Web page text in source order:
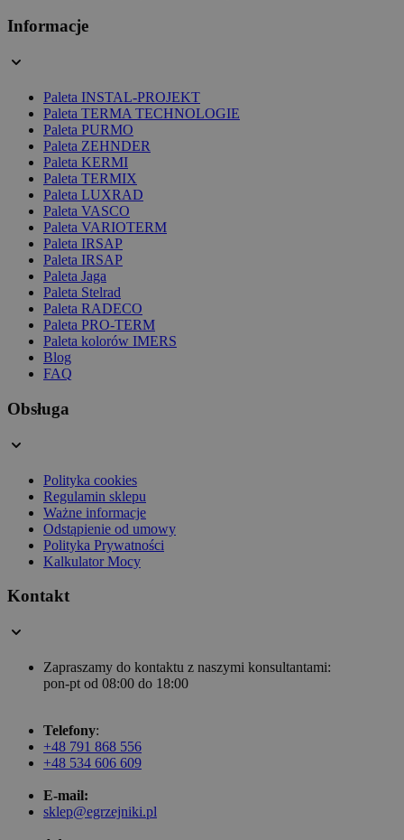
Informacje
Paleta INSTAL-PROJEKT
Paleta TERMA TECHNOLOGIE
Paleta PURMO
Paleta ZEHNDER
Paleta KERMI
Paleta TERMIX
Paleta LUXRAD
Paleta VASCO
Paleta VARIOTERM
Paleta IRSAP
Paleta IRSAP
Paleta Jaga
Paleta Stelrad
Paleta RADECO
Paleta PRO-TERM
Paleta kolorów IMERS
Blog
FAQ
Obsługa
Polityka cookies
Regulamin sklepu
Ważne informacje
Odstąpienie od umowy
Polityka Prywatności
Kalkulator Mocy
Kontakt
Zapraszamy do kontaktu z naszymi konsultantami:
pon-pt od 08:00 do 18:00
Telefony:
+48 791 868 556
+48 534 606 609
E-mail:
sklep@egrzejniki.pl